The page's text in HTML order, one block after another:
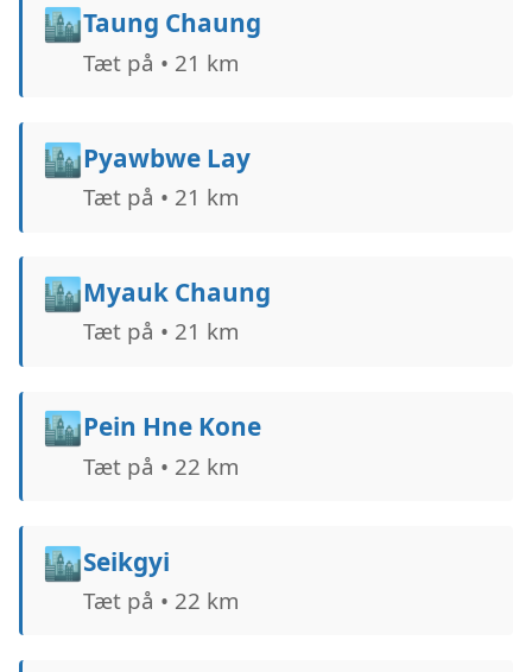
🏙️Taung Chaung
Tæt på • 21 km
🏙️Pyawbwe Lay
Tæt på • 21 km
🏙️Myauk Chaung
Tæt på • 21 km
🏙️Pein Hne Kone
Tæt på • 22 km
🏙️Seikgyi
Tæt på • 22 km